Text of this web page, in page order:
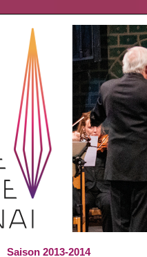
Saison 2013-2014